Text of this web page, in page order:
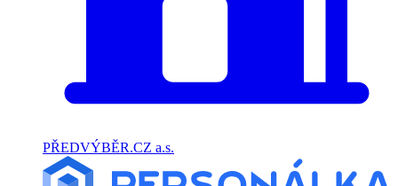
PŘEDVÝBĚR.CZ a.s.